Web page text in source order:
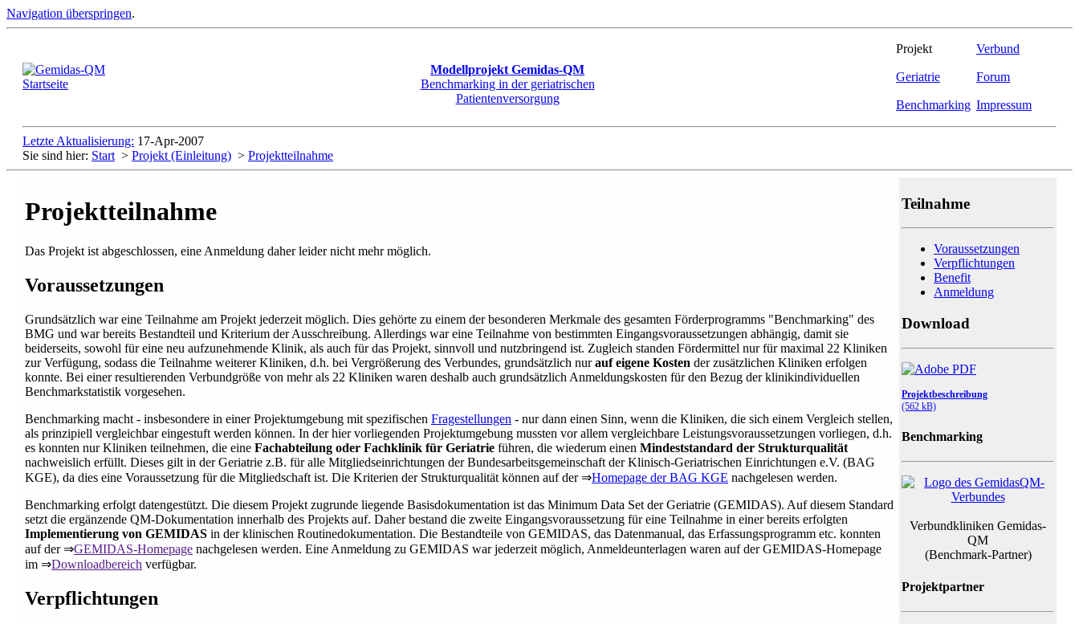
Navigation überspringen.
Modellprojekt Gemidas-QM
Benchmarking in der geriatrischen
Patientenversorgung
Projekt Verbund
Geriatrie Forum
Benchmarking Impressum
Letzte Aktualisierung: 17-Apr-2007
Sie sind hier: Start > Projekt (Einleitung) > Projektteilnahme
Projektteilnahme
Das Projekt ist abgeschlossen, eine Anmeldung daher leider nicht mehr möglich.
Voraussetzungen
Grundsätzlich war eine Teilnahme am Projekt jederzeit möglich. Dies gehörte zu einem der besonderen Merkmale des gesamten Förderprogramms "Benchmarking" des
BMG und war bereits Bestandteil und Kriterium der Ausschreibung. Allerdings war eine Teilnahme von bestimmten Eingangsvoraussetzungen abhängig, damit sie
beiderseits, sowohl für eine neu aufzunehmende Klinik, als auch für das Projekt, sinnvoll und nutzbringend ist. Zugleich standen Fördermittel nur für maximal 22 Kliniken
zur Verfügung, sodass die Teilnahme weiterer Kliniken, d.h. bei Vergrößerung des Verbundes, grundsätzlich nurauf eigene Kosten der zusätzlichen Kliniken erfolgen
konnte. Bei einer resultierenden Verbundgröße von mehr als 22 Kliniken waren deshalb auch grundsätzlich Anmeldungskosten für den Bezug der klinikindividuellen
Benchmarkstatistik vorgesehen.
Benchmarking macht - insbesondere in einer Projektumgebung mit spezifischen Fragestellungen - nur dann einen Sinn, wenn die Kliniken, die sich einem Vergleich stellen,
als prinzipiell vergleichbar eingestuft werden können. In der hier vorliegenden Projektumgebung mussten vor allem vergleichbare Leistungsvoraussetzungen vorliegen, d.h.
es konnten nur Kliniken teilnehmen, die eine Fachabteilung oder Fachklinik für Geriatrie führen, die wiederum einen Mindeststandard der Strukturqualität
nachweislich erfüllt. Dieses gilt in der Geriatrie z.B. für alle Mitgliedseinrichtungen der Bundesarbeitsgemeinschaft der Klinisch-Geriatrischen Einrichtungen e.V. (BAG
KGE), da dies eine Voraussetzung für die Mitgliedschaft ist. Die Kriterien der Strukturqualität können auf der ⇒Homepage der BAG KGE nachgelesen werden.
Benchmarking erfolgt datengestützt. Die diesem Projekt zugrunde liegende Basisdokumentation ist das Minimum Data Set der Geriatrie (GEMIDAS). Auf diesem Standard
setzt die ergänzende QM-Dokumentation innerhalb des Projekts auf. Daher bestand die zweite Eingangsvoraussetzung für eine Teilnahme in einer bereits erfolgten
Implementierung von GEMIDAS in der klinischen Routinedokumentation. Die Bestandteile von GEMIDAS, das Datenmanual, das Erfassungsprogramm etc. konnten
auf der ⇒GEMIDAS-Homepage nachgelesen werden. Eine Anmeldung zu GEMIDAS war jederzeit möglich, Anmeldeunterlagen waren auf der GEMIDAS-Homepage
im ⇒Downloadbereich verfügbar.
Verpflichtungen
Teilnahme
Voraussetzungen
Verpflichtungen
Benefit
Anmeldung
Download
Projektbeschreibung
(562 kB)
Benchmarking
Verbundkliniken Gemidas-
QM
(Benchmark-Partner)
Projektpartner